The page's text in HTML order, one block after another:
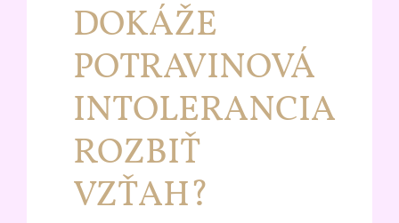
DOKÁŽE
POTRAVINOVÁ
INTOLERANCIA
ROZBIŤ
VZŤAH?